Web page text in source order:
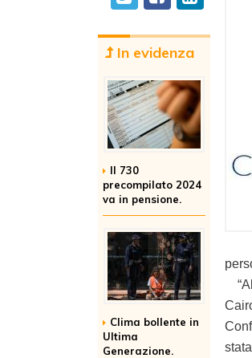
In evidenza
Il 730
precompilato 2024
va in pensione.
Clima bollente in
Ultima
Generazione.